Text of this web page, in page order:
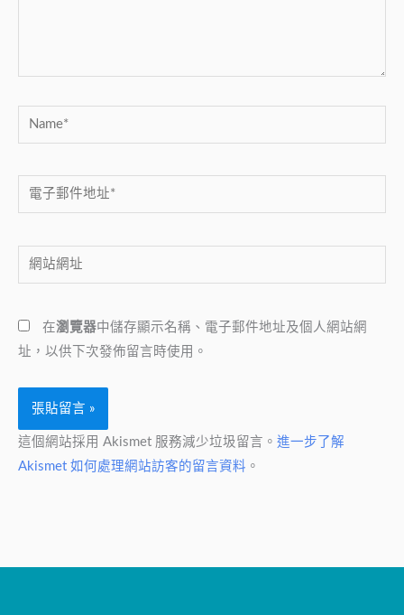
Name*
電
子
件
地
*
網
站
址
在瀏覽器中儲存顯示名稱、電子郵件地址及個人網站網
址，以供下次發佈留言時使用。
這個網站採用 Akismet 服務減少垃圾留言。 進一步了解
Akismet 如何處理網站訪客的留言資料 。